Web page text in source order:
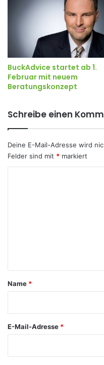
BuckAdvice startet ab 1.
Februar mit neuem
Beratungskonzept
Schreibe einen
Deine E-Mail-Adresse wird
Felder sind mit * markiert
a
Name *
E-Mail-Adresse *